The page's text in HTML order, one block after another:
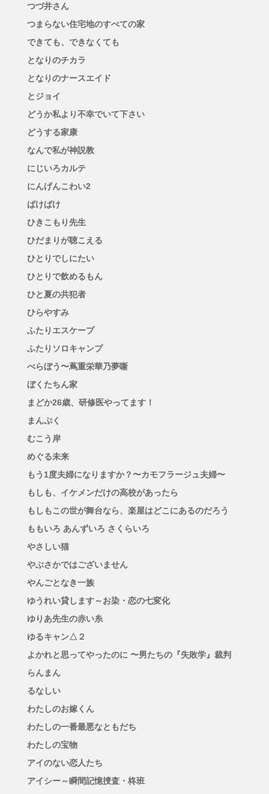
つづ井さん
つまらない住宅地のすべての家
できても、できなくても
となりのチカラ
となりのナースエイド
とジョイ
どうか私より不幸でいて下さい
どうする家康
なんで私が神説教
にじいろカルテ
にんげんこわい2
ばけばけ
ひきこもり先生
ひだまりが聴こえる
ひとりでしにたい
ひとりで飲めるもん
ひと夏の共犯者
ひらやすみ
ふたりエスケープ
ふたりソロキャンプ
べらぼう〜蔦重栄華乃夢噺
ぼくたちん家
まどか26歳、研修医やってます！
まんぷく
むこう岸
めぐる未来
もう1度夫婦になりますか？〜カモフラージュ夫婦〜
もしも、イケメンだけの高校があったら
もしもこの世が舞台なら、楽屋はどこにあるのだろう
ももいろ あんずいろ さくらいろ
やさしい猫
やぶさかではございません
やんごとなき一族
ゆうれい貸します～お染・恋の七変化
ゆりあ先生の赤い糸
ゆるキャン△２
よかれと思ってやったのに 〜男たちの『失敗学』裁判
らんまん
るなしい
わたしのお嫁くん
わたしの一番最悪なともだち
わたしの宝物
アイのない恋人たち
アイシー～瞬間記憶捜査・柊班